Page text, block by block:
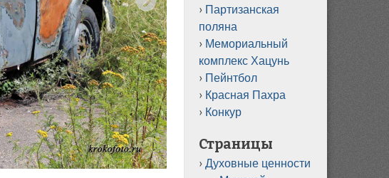
Партизанская
поляна
Мемориальный
комплекс Хацунь
Пейнтбол
Красная Пахра
Конкур
Страницы
Духовные ценности